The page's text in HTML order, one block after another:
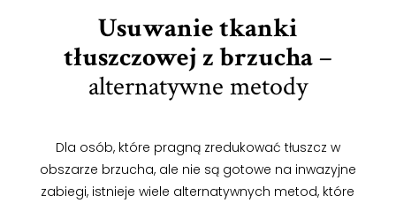
Usuwanie tkanki
tłuszczowej z brzucha–
alternatywne metody
Dla osób, które pragną zredukować tłuszcz w
obszarze brzucha, ale nie są gotowe na inwazyjne
zabiegi, istnieje wiele alternatywnych metod, które